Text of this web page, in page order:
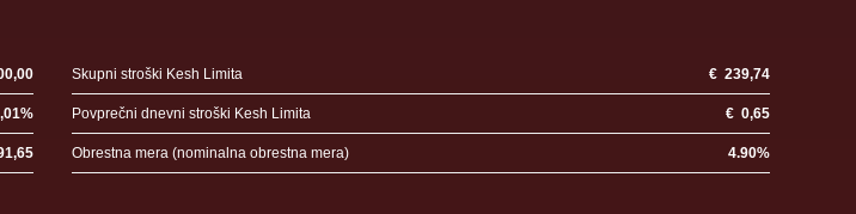
Skupni stroški Kesh Limita € 239,74
% Povprečni dnevni stroški Kesh Limita € 0,65
Obrestna mera (nominalna obrestna mera) 4.90%